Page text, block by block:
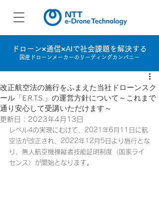
ドローン×通信×AIで社会課題を解決する
国産ドローンメーカーのリーディングカンパニー
改正航空法の施行をふまえた当社ドローンスク
ール「E.R.T.S.」の運営方針について～これまで
通り安心して受講いただけます～
更新日： 2023年4月13日
レベル4の実現にむけて、2021年6月11日に航
空法が改正され、2022年12月5日より施行とな
り、無人航空機操縦者技能証明制度（国家ライ
センス）が開始となります。